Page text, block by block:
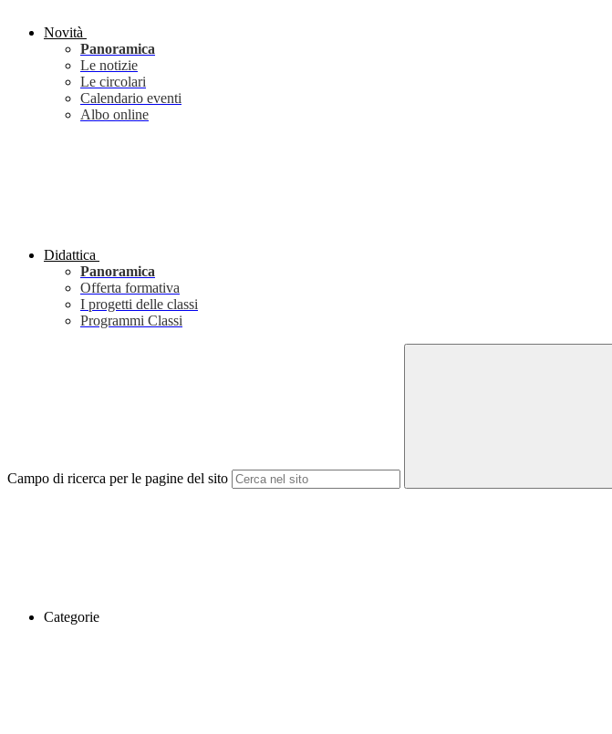
Novità
Panoramica
Le notizie
Le circolari
Calendario eventi
Albo online
Didattica
Panoramica
Offerta formativa
I progetti delle classi
Programmi Classi
Campo di ricerca per le pagine del sito
Categorie